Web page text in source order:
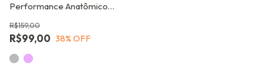
Performance Anatômico
R$99,00
R$159,00
38% OFF